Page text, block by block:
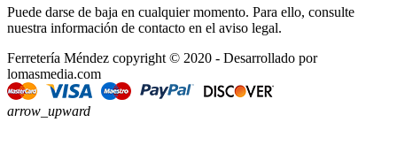
Puede darse de baja en cualquier momento. Para ello, consulte
nuestra información de contacto en el aviso legal.
Ferretería Méndez copyright © 2020 - Desarrollado por
lomasmedia.com
arrow_upward